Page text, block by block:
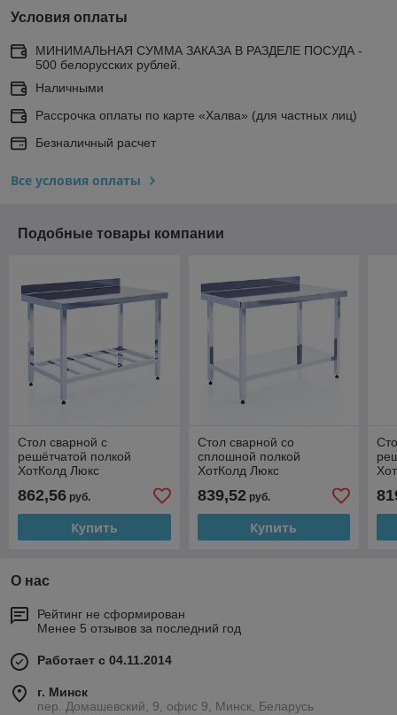
Условия оплаты
МИНИМАЛЬНАЯ СУММА ЗАКАЗА В РАЗДЕЛЕ ПОСУДА -
500 белорусских рублей.
Наличными
Рассрочка оплаты по карте «Халва» (для частных лиц)
Безналичный расчет
Все условия оплаты
Подобные товары компании
Стол сварной с
решётчатой полкой
ХотКолд Люкс
862,56 руб.
Купить
Стол сварной со
сплошной полкой
ХотКолд Люкс
839,52руб.
Купить
О нас
Рейтинг не сформирован
Менее 5 отзывов за последний год
Работает с 04.11.2014
г. Минск
пер. Домашевский, 9, офис 9, Минск, Беларусь